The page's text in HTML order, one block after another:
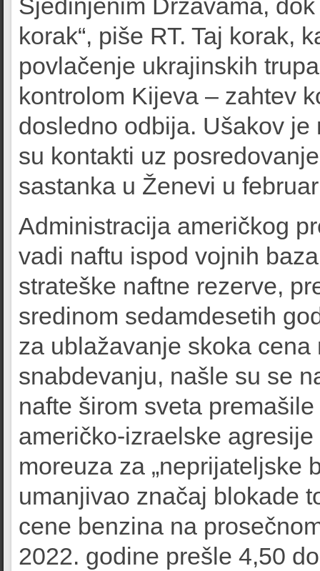
Sjedinjenim Državama,
korak“, piše RT. Taj korak,
povlačenje ukrajinskih
kontrolom Kijeva – zahtev
dosledno odbija. Ušakov
su kontakti uz
sastanka u Ženevi u
Administracija američkog
vadi naftu ispod vojnih
strateške naftne rezerve,
sredinom sedamdesetih
za ublažavanje skoka
snabdevanju, našle su se
nafte širom sveta
američko-izraelske
moreuza za „neprijateljske
umanjivao značaj blokade
cene benzina na
2022. godine prešle 4,50